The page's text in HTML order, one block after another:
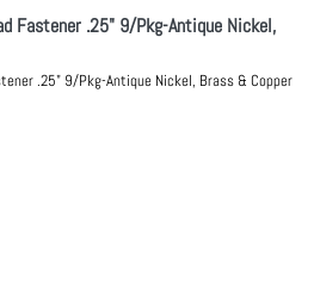
Fastener .25" 9/Pkg-Antique Nickel,
.25" 9/Pkg-Antique Nickel, Brass & Copper